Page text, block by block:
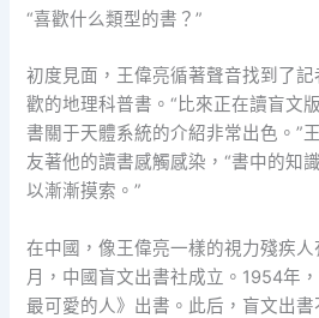
“喜歡什么類型的書？”
初度見面，王偉亮循著聲音找到了
歡的地理科普書。“比來正在讀盲文
書關于天體系統的介紹非常出色。”
友著他的讀書感觸感染，“書中的知
以漸漸摸索。”
在中國，像王偉亮一樣的視力殘疾
月，中國盲文出書社成立。1954年
最可愛的人》出書。此后，盲文出